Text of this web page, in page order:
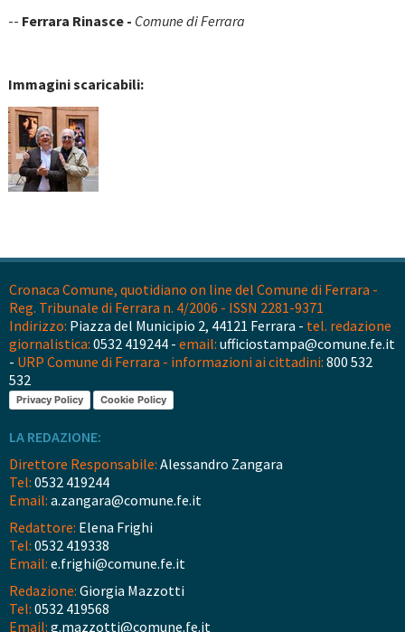
-- Ferrara Rinasce - Comune di Ferrara
Immagini scaricabili:
Cronaca Comune, quotidiano on line del Comune di Ferrara -
Reg. Tribunale di Ferrara n. 4/2006 - ISSN 2281-9371
Indirizzo: Piazza del Municipio 2, 44121 Ferrara - tel. redazione
giornalistica: 0532 419244 - email: ufficiostampa@comune.fe.it
- URP Comune di Ferrara - informazioni ai cittadini: 800 532
532
Privacy Policy Cookie Policy
LA REDAZIONE:
Direttore Responsabile: Alessandro Zangara
Tel: 0532 419244
Email: a.zangara@comune.fe.it
Redattore: Elena Frighi
Tel: 0532 419338
Email: e.frighi@comune.fe.it
Redazione: Giorgia Mazzotti
Tel: 0532 419568
Email: g.mazzotti@comune.fe.it